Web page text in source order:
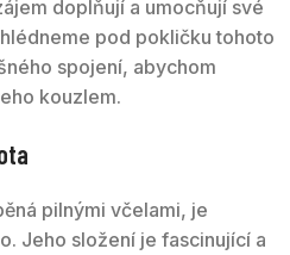
doplňují a umocňují své
pod pokličku tohoto
spojení, abychom
kouzlem.
pilnými včelami, je
Jeho složení je fascinující a